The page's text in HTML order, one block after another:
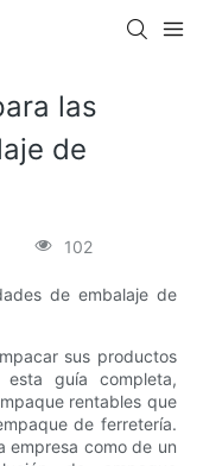
las
de
102
de embalaje de
sus productos
guía completa,
rentables que
de ferretería.
empresa como de un